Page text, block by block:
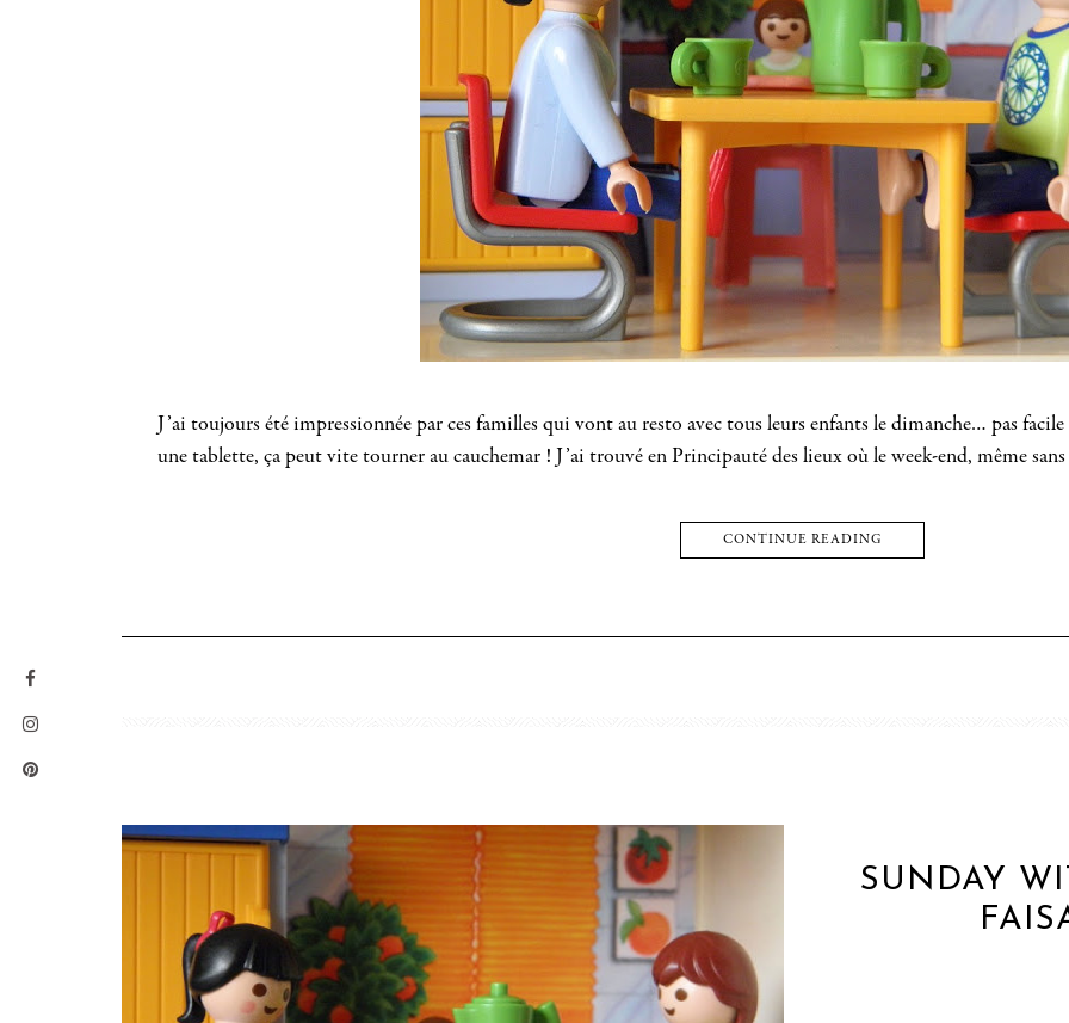
J’ai toujours été impressionnée par ces familles qui vont au resto avec tous leurs enfants le dimanche… pas
une tablette, ça peut vite tourner au cauchemar ! J’ai trouvé en Principauté des lieux où le week-end, même
CONTINUE READING
SUNDAY